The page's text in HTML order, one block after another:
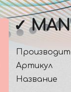
✓
Артикул
Название